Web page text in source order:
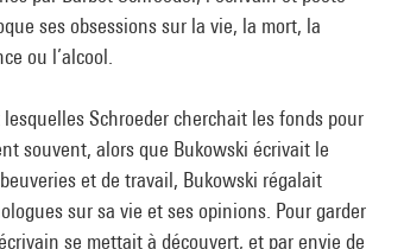
ses obsessions sur la vie, la mort, la
ou l’alcool.
Schroeder cherchait les fonds pour
souvent, alors que Bukowski écrivait le
et de travail, Bukowski régalait
sur sa vie et ses opinions. Pour garder
se mettait à découvert, et par envie de